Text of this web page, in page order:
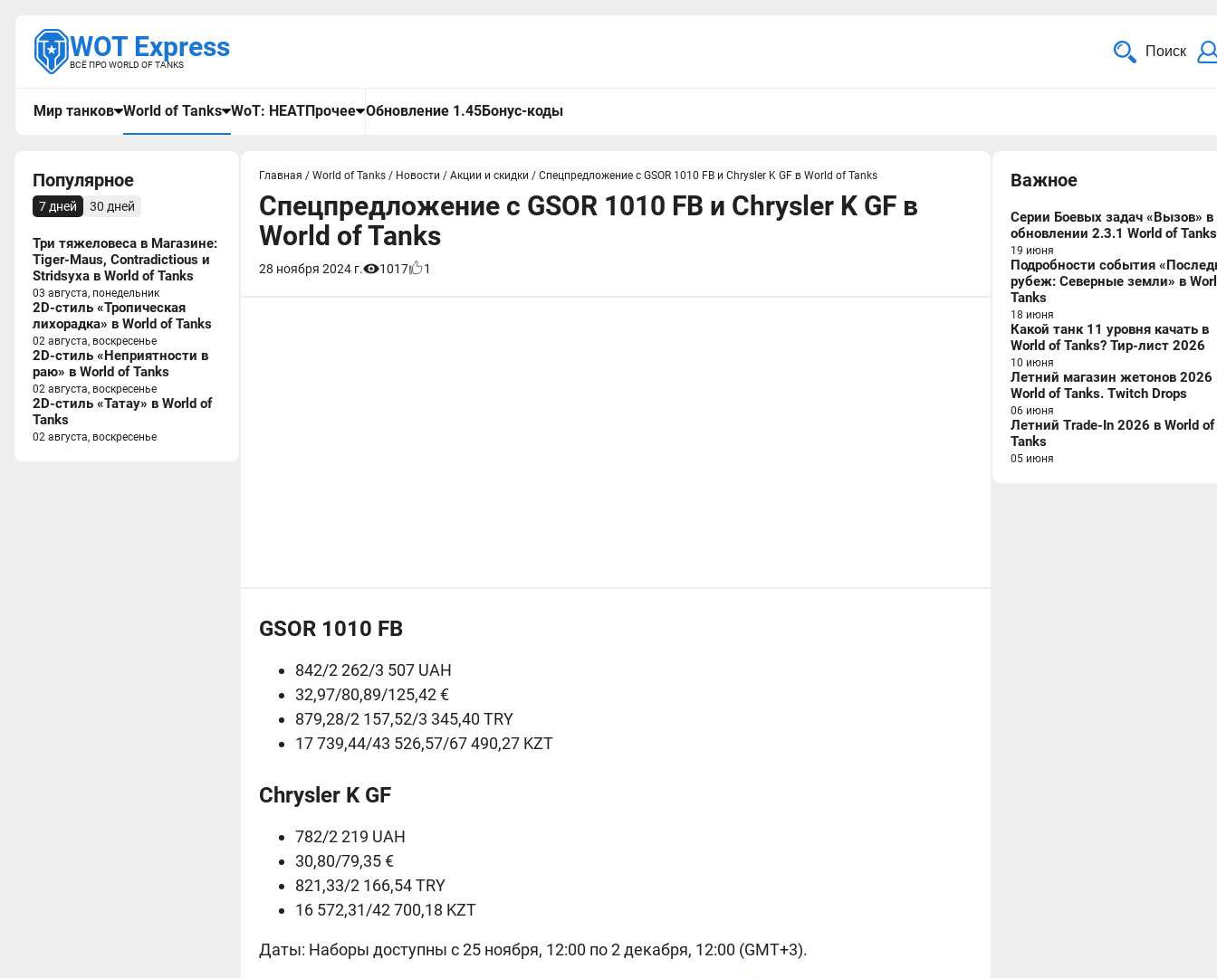
WOT Express
ВСЁ ПРО WORLD OF TANKS
Поиск
Мир танков World of Tanks WoT: HEATПрочее Обновление 1.45Бонус-коды
Популярное
7 дней 30 дней
Три тяжеловеса в Магазине:
Tiger-Maus, Contradictious и
Stridsyxa в World of Tanks
03 августа, понедельник
2D-стиль «Тропическая
лихорадка» в World of Tanks
02 августа, воскресенье
2D-стиль «Неприятности в
раю» в World of Tanks
02 августа, воскресенье
2D-стиль «Татау» в World of
Tanks
02 августа, воскресенье
Главная / World of Tanks / Новости / Акции и скидки / Спецпредложение с GSOR 1010 FB и Chrysler K GF в World of Tanks
Спецпредложение с GSOR 1010 FB и Chrysler K GF в
World of Tanks
28 ноября 2024 г. 1017 1
GSOR 1010 FB
842/2 262/3 507 UAH
32,97/80,89/125,42 €
879,28/2 157,52/3 345,40 TRY
17 739,44/43 526,57/67 490,27 KZT
Chrysler K GF
782/2 219 UAH
30,80/79,35 €
821,33/2 166,54 TRY
16 572,31/42 700,18 KZT
Даты: Наборы доступны с 25 ноября, 12:00 по 2 декабря, 12:00 (GMT+3).
Важное
Серии Боевых задач «Вызов» в
обновлении 2.3.1 World of Tanks
19 июня
Подробности события
рубеж: Северные земли» в
Tanks
18 июня
Какой танк 11 уровня качать в
World of Tanks? Тир-лист 2026
10 июня
Летний магазин жетонов 2026
World of Tanks. Twitch Drops
06 июня
Летний Trade-In 2026 в World of
Tanks
05 июня